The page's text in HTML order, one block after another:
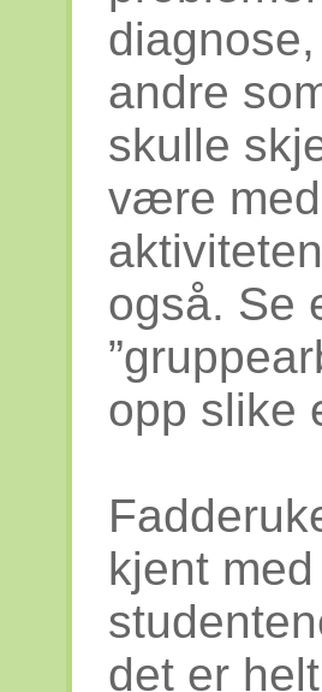
andre
skulle
være
også. Se
opp slike
kjent
det er